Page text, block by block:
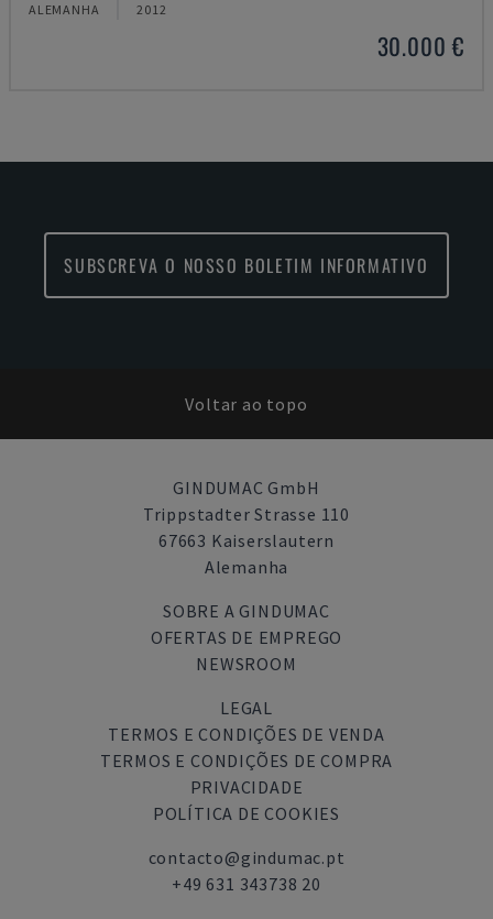
ALEMANHA 2012
30.000 €
SUBSCREVA O NOSSO BOLETIM INFORMATIVO
Voltar ao topo
GINDUMAC GmbH
Trippstadter Strasse 110
67663 Kaiserslautern
Alemanha
SOBRE A GINDUMAC
OFERTAS DE EMPREGO
NEWSROOM
LEGAL
TERMOS E CONDIÇÕES DE VENDA
TERMOS E CONDIÇÕES DE COMPRA
PRIVACIDADE
POLÍTICA DE COOKIES
contacto@gindumac.pt
+49 631 343738 20